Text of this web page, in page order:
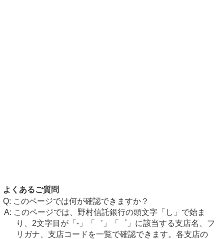
よくあるご質問
このページでは何が確認できますか？
このページでは、野村信託銀行の頭文字「し」で始ま
り、2文字目が「-」「゛」「゜」に該当する支店名、フ
リガナ、支店コードを一覧で確認できます。各支店の